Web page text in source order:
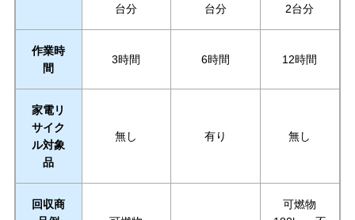
台分
台分
2台分
作業時
間
3時間 6時間 12時間
家電リ
サイク
ル対象
品
無し 有り 無し
回収商
可燃物